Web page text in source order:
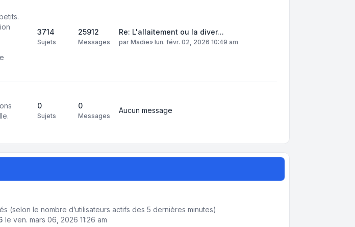
3714
Sujets
25912
Messages
Re: L'allaitement ou la diver…
par Madie» lun. févr. 02, 2026 10:49 am
0
Sujets
0
Messages
Aucun message
(selon le nombre d’utilisateurs actifs des 5 dernières minutes)
le ven. mars 06, 2026 11:26 am